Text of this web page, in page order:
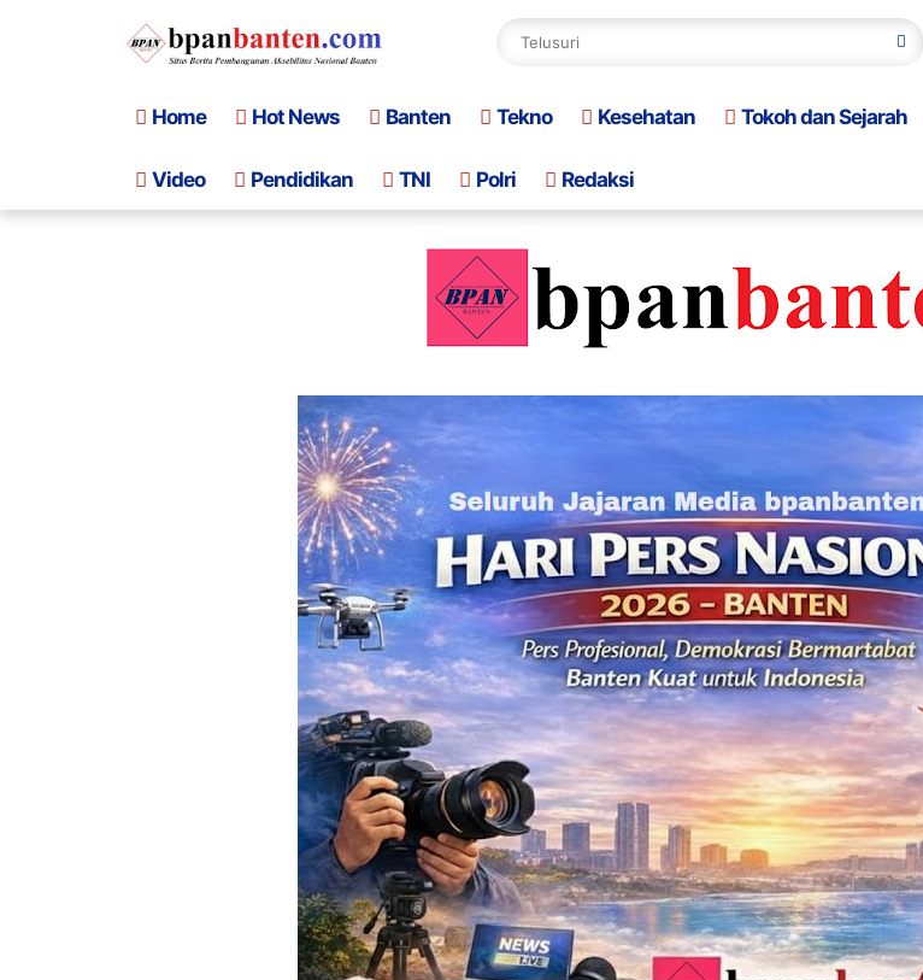
Home Hot News Banten Tekno Kesehatan Tokoh dan Sejarah
Video Pendidikan TNI Polri Redaksi